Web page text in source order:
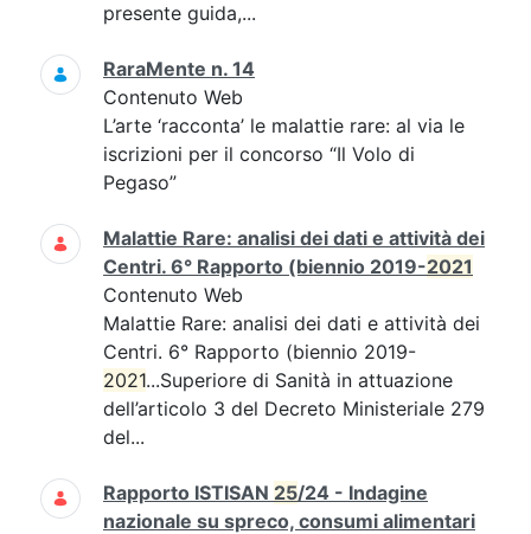
presente guida,...
RaraMente n. 14
Contenuto Web
L’arte ‘racconta’ le malattie rare: al via le
iscrizioni per il concorso “Il Volo di
Pegaso”
Malattie Rare: analisi dei dati e attività dei
Centri. 6° Rapporto (biennio 2019-2021
Contenuto Web
Malattie Rare: analisi dei dati e attività dei
Centri. 6° Rapporto (biennio 2019-
2021...Superiore di Sanità in attuazione
dell’articolo 3 del Decreto Ministeriale 279
del...
Rapporto ISTISAN 25/24 - Indagine
nazionale su spreco, consumi alimentari